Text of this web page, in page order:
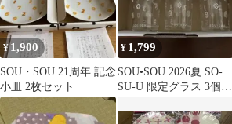
¥ 1,900
SOU・SOU 21周年 記念
小皿 2枚セット
¥ 1,799
SOU•SOU 2026夏 SO-
SU-U 限定グラス 3個セ